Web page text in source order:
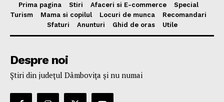
Prima pagina Stiri Afaceri si E-commerce
Special
Turism
Mama si copilul Locuri de munca
Recomandari
Sfaturi
Anunturi Ghid de oras Utile
Despre noi
Ştiri din judeţul Dâmboviţa şi nu numai